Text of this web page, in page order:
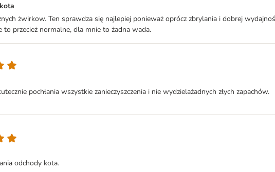
żwirkow. Ten sprawdza się najlepiej ponieważ oprócz zbrylania i dobrej
przecież normalne, dla mnie to żadna wada.
pochłania wszystkie zanieczyszczenia i nie wydzielażadnych złych zapachów.
odchody kota.